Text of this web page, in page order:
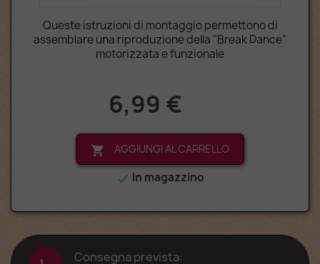
Queste istruzioni di montaggio permettono di
assemblare una riproduzione della "Break Dance"
motorizzata e funzionale
6,99 €
 AGGIUNGI AL CARRELLO
 In magazzino
Consegna prevista: